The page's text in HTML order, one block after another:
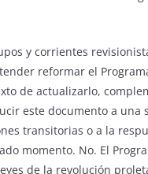
y corrientes
reformar el
de actualizarlo,
este documento a una
transitorias o a la
momento. No. El
de la revolución